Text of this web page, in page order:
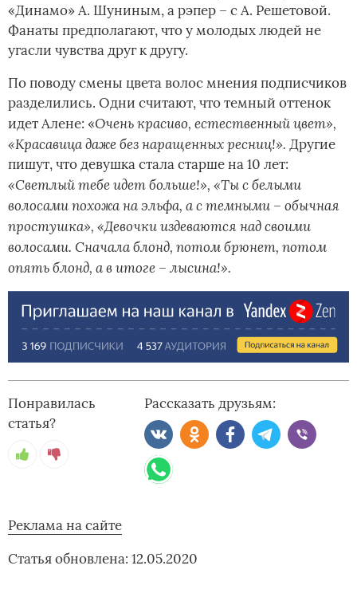
«Динамо» А. Шуниным, а рэпер – с А. Решетовой.
Фанаты предполагают, что у молодых людей не
угасли чувства друг к другу.
По поводу смены цвета волос мнения подписчиков
разделились. Одни считают, что темный оттенок
идет Алене: «Очень красиво, естественный цвет»,
«Красавица даже без наращенных ресниц!». Другие
пишут, что девушка стала старше на 10 лет:
«Светлый тебе идет больше!», «Ты с белыми
волосами похожа на эльфа, а с темными – обычная
простушка», «Девочки издеваются над своими
волосами. Сначала блонд, потом брюнет, потом
опять блонд, а в итоге – лысина!».
Понравилась
статья?
Рассказать друзьям:
Реклама на сайте
Статья обновлена: 12.05.2020